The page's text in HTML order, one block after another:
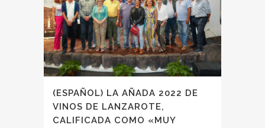
(ESPAÑOL) LA AÑADA 2022 DE
VINOS DE LANZAROTE,
CALIFICADA COMO «MUY